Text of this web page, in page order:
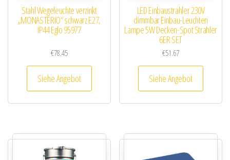
Stahl Wegeleuchte verzinkt
„MONASTERIO“ schwarz E27,
IP44 Eglo 95977
€78.45
Siehe Angebot
LED Einbaustrahler 230V
dimmbar Einbau-Leuchten
Lampe 5W Decken-Spot Strahler
6ER SET
€51.67
Siehe Angebot